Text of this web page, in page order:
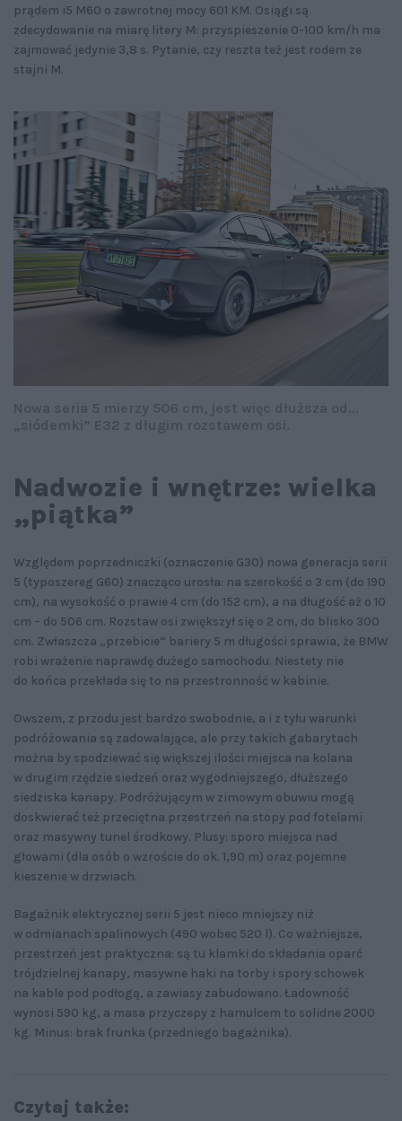
prądem i5 M60 o zawrotnej mocy 601 KM. Osiągi są
zdecydowanie na miarę litery M: przyspieszenie 0-100 km/h ma
zajmować jedynie 3,8 s. Pytanie, czy reszta też jest rodem ze
stajni M.
Nadwozie i wnętrze: wielka
„piątka”
Względem poprzedniczki (oznaczenie G30) nowa generacja serii
5 (typoszereg G60) znacząco urosła: na szerokość o 3 cm (do 190
cm), na wysokość o prawie 4 cm (do 152 cm), a na długość aż o 10
cm – do 506 cm. Rozstaw osi zwiększył się o 2 cm, do blisko 300
cm. Zwłaszcza „przebicie” bariery 5 m długości sprawia, że BMW
robi wrażenie naprawdę dużego samochodu. Niestety nie
do końca przekłada się to na przestronność w kabinie.
Owszem, z przodu jest bardzo swobodnie, a i z tyłu warunki
podróżowania są zadowalające, ale przy takich gabarytach
można by spodziewać się większej ilości miejsca na kolana
w drugim rzędzie siedzeń oraz wygodniejszego, dłuższego
siedziska kanapy. Podróżującym w zimowym obuwiu mogą
doskwierać też przeciętna przestrzeń na stopy pod fotelami
oraz masywny tunel środkowy. Plusy: sporo miejsca nad
głowami (dla osób o wzroście do ok. 1,90 m) oraz pojemne
kieszenie w drzwiach.
Bagażnik elektrycznej serii 5 jest nieco mniejszy niż
w odmianach spalinowych (490 wobec 520 l). Co ważniejsze,
przestrzeń jest praktyczna: są tu klamki do składania oparć
trójdzielnej kanapy, masywne haki na torby i spory schowek
na kable pod podłogą, a zawiasy zabudowano. Ładowność
wynosi 590 kg, a masa przyczepy z hamulcem to solidne 2000
kg. Minus: brak frunka (przedniego bagażnika).
Czytaj także: